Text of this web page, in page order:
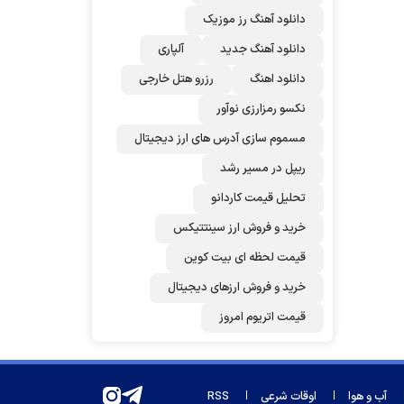
دانلود آهنگ رز‌ موزیک
دانلود آهنگ جدید
آلپاری
دانلود اهنگ
رزرو هتل خارجی
نکسو رمزارزی نوآور
مسموم سازی آدرس های ارز دیجیتال
ریپل در مسیر رشد
تحلیل قیمت کاردانو
خرید و فروش ارز سینتتیکس
قیمت لحظه ای بیت کوین
خرید و فروش ارزهای دیجیتال
قیمت اتریوم امروز
آب و هوا اوقات شرعی RSS